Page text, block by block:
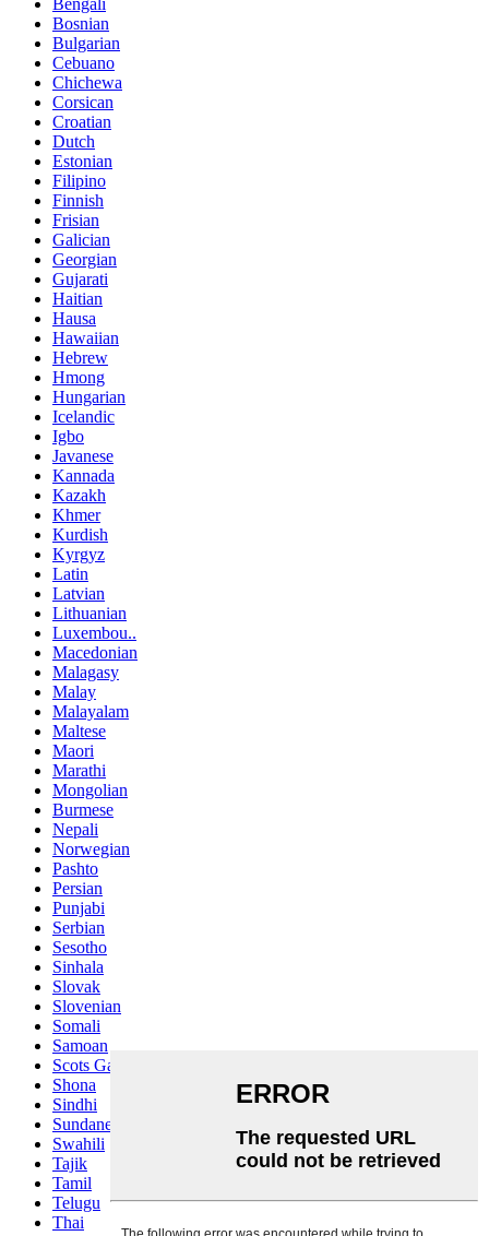
Bengali
Bosnian
Bulgarian
Cebuano
Chichewa
Corsican
Croatian
Dutch
Estonian
Filipino
Finnish
Frisian
Galician
Georgian
Gujarati
Haitian
Hausa
Hawaiian
Hebrew
Hmong
Hungarian
Icelandic
Igbo
Javanese
Kannada
Kazakh
Khmer
Kurdish
Kyrgyz
Latin
Latvian
Lithuanian
Luxembou..
Macedonian
Malagasy
Malay
Malayalam
Maltese
Maori
Marathi
Mongolian
Burmese
Nepali
Norwegian
Pashto
Persian
Punjabi
Serbian
Sesotho
Sinhala
Slovak
Slovenian
Somali
Samoan
Scots Gaelic
Shona
Sindhi
Sundanese
Swahili
Tajik
Tamil
Telugu
Thai